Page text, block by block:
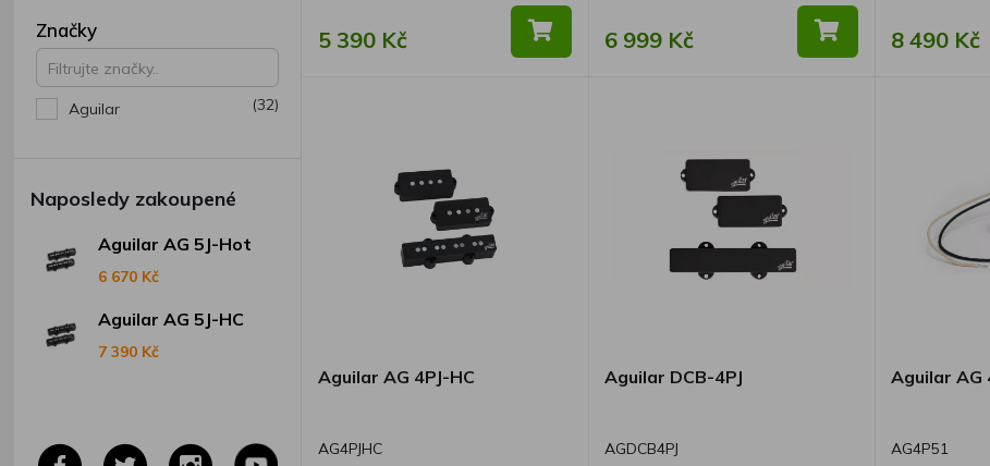
Značky
Aguilar (32)
Naposledy zakoupené
Aguilar AG 5J-Hot
6 670 Kč
Aguilar AG 5J-HC
7 390 Kč
5 390 Kč 6 999 Kč 8 490 Kč
Aguilar AG 4PJ-HC
AG4PJHC
Aguilar DCB-4PJ
AGDCB4PJ
Aguilar AG
AG4P51